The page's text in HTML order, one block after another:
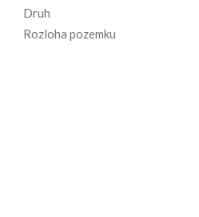
Druh
Rozloha pozemku